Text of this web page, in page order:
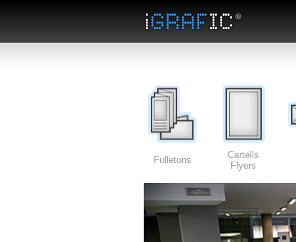
Fulletons
Cartells
Flyers